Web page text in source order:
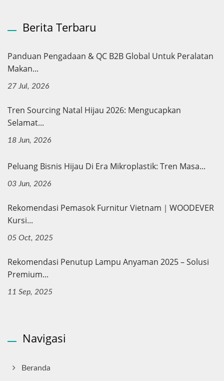
Berita Terbaru
Panduan Pengadaan & QC B2B Global Untuk Peralatan
Makan...
27 Jul, 2026
Tren Sourcing Natal Hijau 2026: Mengucapkan
Selamat...
18 Jun, 2026
Peluang Bisnis Hijau Di Era Mikroplastik: Tren Masa...
03 Jun, 2026
Rekomendasi Pemasok Furnitur Vietnam｜WOODEVER
Kursi...
05 Oct, 2025
Rekomendasi Penutup Lampu Anyaman 2025 – Solusi
Premium...
11 Sep, 2025
Navigasi
Beranda